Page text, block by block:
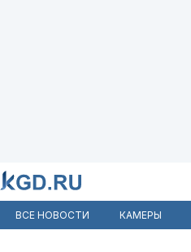
ВСЕ НОВОСТИ КАМЕРЫ